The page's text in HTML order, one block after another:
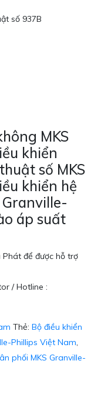
số 937B
MKS
khiển
số MKS
khiển hệ
áp suất
Phát để được hỗ trợ
/ Hotline :
Thẻ: Bộ điều khiển
Phillips Việt Nam,
phối MKS Granville-